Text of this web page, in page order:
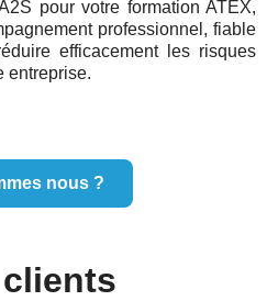
pour votre formation ATEX,
professionnel, fiable
efficacement les risques
entreprise.
nous ?